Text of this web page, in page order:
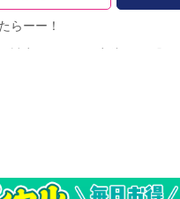
らーー！
詩音。ある日、音斗の“８股
ぬホテルで目覚めると、横で
キャンダルの影響を最小限に